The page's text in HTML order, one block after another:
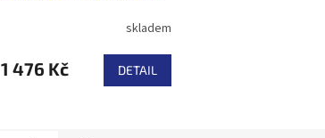
skladem
1 476 Kč DETAIL